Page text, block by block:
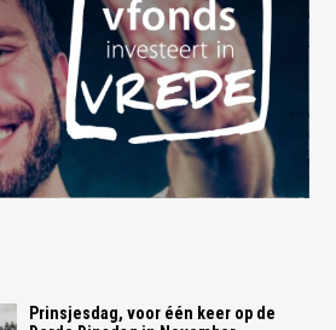
Prinsjesdag, voor één keer op de